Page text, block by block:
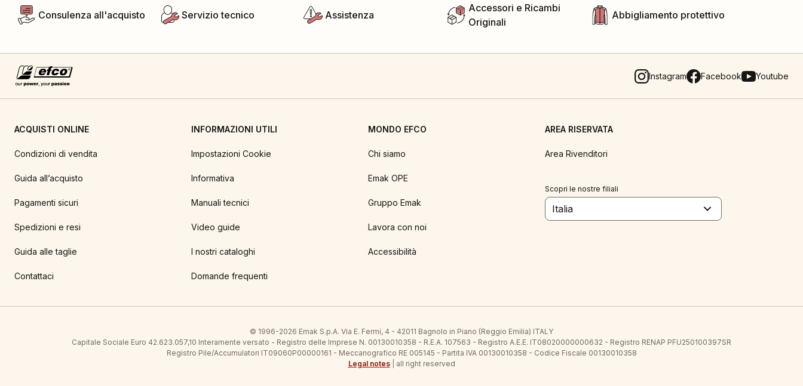
Consulenza all'acquisto Servizio tecnico Assistenza
Accessori e Ricambi
Originali
Abbigliamento protettivo
Instagram Facebook Youtube
ACQUISTI ONLINE
Condizioni di vendita
Guida all’acquisto
Pagamenti sicuri
Spedizioni e resi
Guida alle taglie
Contattaci
INFORMAZIONI UTILI
Impostazioni Cookie
Informativa
Manuali tecnici
Video guide
I nostri cataloghi
Domande frequenti
MONDO EFCO
Chi siamo
Emak OPE
Gruppo Emak
Lavora con noi
Accessibilità
AREA RISERVATA
Area Rivenditori
Scopri le nostre filiali
Italia
© 1996-2026 Emak S.p.A. Via E. Fermi, 4 - 42011 Bagnolo in Piano (Reggio Emilia) ITALY
Capitale Sociale Euro 42.623.057,10 Interamente versato - Registro delle Imprese N. 00130010358 - R.E.A. 107563 - Registro A.E.E. IT08020000000632 - Registro RENAP PFU250100397SR
Registro Pile/Accumulatori IT09060P00000161 - Meccanografico RE 005145 - Partita IVA 00130010358 - Codice Fiscale 00130010358
Legal notes| all right reserved